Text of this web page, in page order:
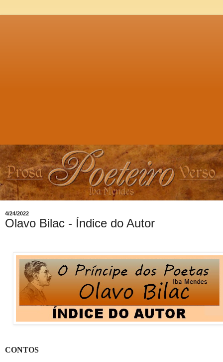
4/24/2022
Olavo Bilac - Índice do Autor
CONTOS